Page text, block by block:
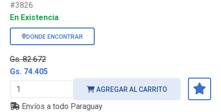
#3826
En Existencia
DONDE ENCONTRAR
Gs. 82.672
Gs. 74.405
AGREGAR AL CARRITO
Envíos a todo Paraguay